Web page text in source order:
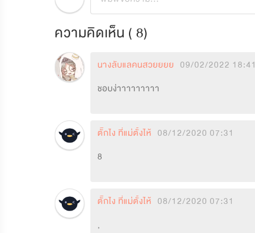
ความคิดเห็น ( 8)
นางลับแลคนสวยยยย 09/02/2022 18:41
ชอบง่าาาาาาาาา
ตั๊กไง ที่แม่ตั้งไห้ 08/12/2020 07:31
8
ตั๊กไง ที่แม่ตั้งไห้ 08/12/2020 07:31
,